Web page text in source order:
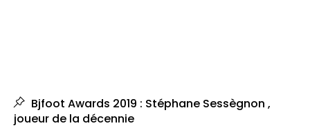
Bjfoot Awards 2019 : Stéphane Sessègnon ,
joueur de la décennie